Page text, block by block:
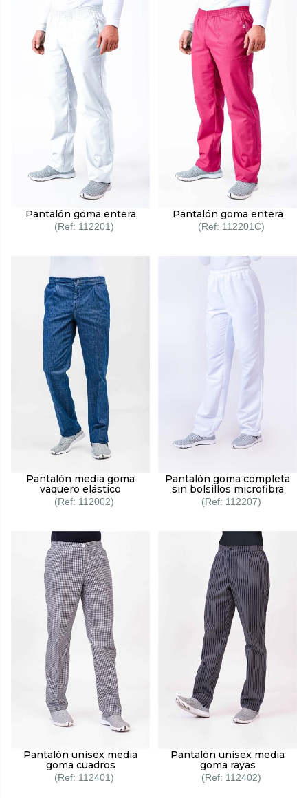
Pantalón goma entera
112201
Pantalón goma entera
112201C
Pantalón media goma
vaquero elástico
112002
Pantalón goma completa
sin bolsillos microfibra
112207
Pantalón unisex media
goma cuadros
112401
Pantalón unisex media
goma rayas
112402